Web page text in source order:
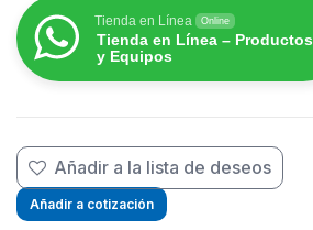
Tienda en Línea Online
Tienda en Línea – Productos
y Equipos
Añadir a la lista de deseos
Añadir a cotización